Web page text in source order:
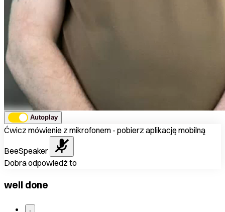
Autoplay
Ćwicz mówienie z mikrofonem - pobierz aplikację mobilną
BeeSpeaker
Dobra odpowiedź to
well done